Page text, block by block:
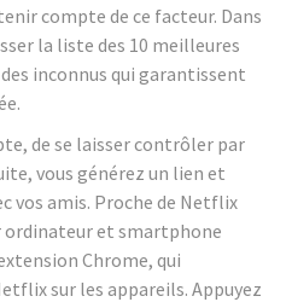
compte de ce facteur. Dans
la liste des 10 meilleures
inconnus qui garantissent
de se laisser contrôler par
vous générez un lien et
vos amis. Proche de Netflix
ordinateur et smartphone
Chrome, qui
sur les appareils. Appuyez